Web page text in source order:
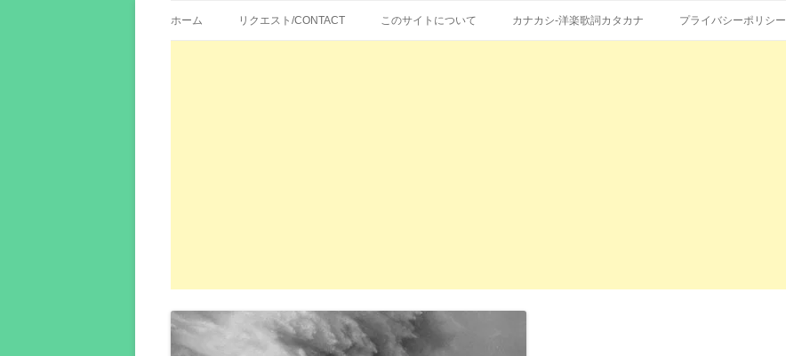
エイカシ | 洋楽歌詞の和訳、英語の意味、読み方
ン
ン
ホーム リクエスト/CONTACT このサイトについて カナカシ-洋楽歌詞カタカナ プライバシーポリシー